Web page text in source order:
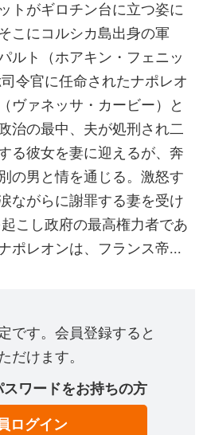
トがギロチン台に立つ姿に
こにコルシカ島出身の軍
ルト（ホアキン・フェニッ
令官に任命されたナポレオ
ヴァネッサ・カービー）と
治の最中、夫が処刑され二
る彼女を妻に迎えるが、奔
の男と情を通じる。激怒す
ながらに謝罪する妻を受け
こし政府の最高権力者であ
ポレオンは、フランス帝...
です。会員登録すると
だけます。
ワードをお持ちの方
ログイン